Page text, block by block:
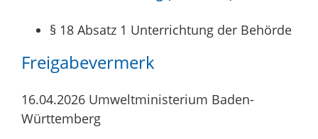
§ 18 Absatz 1 Unterrichtung der Behörde
Freigabevermerk
16.04.2026 Umweltministerium Baden-
Württemberg